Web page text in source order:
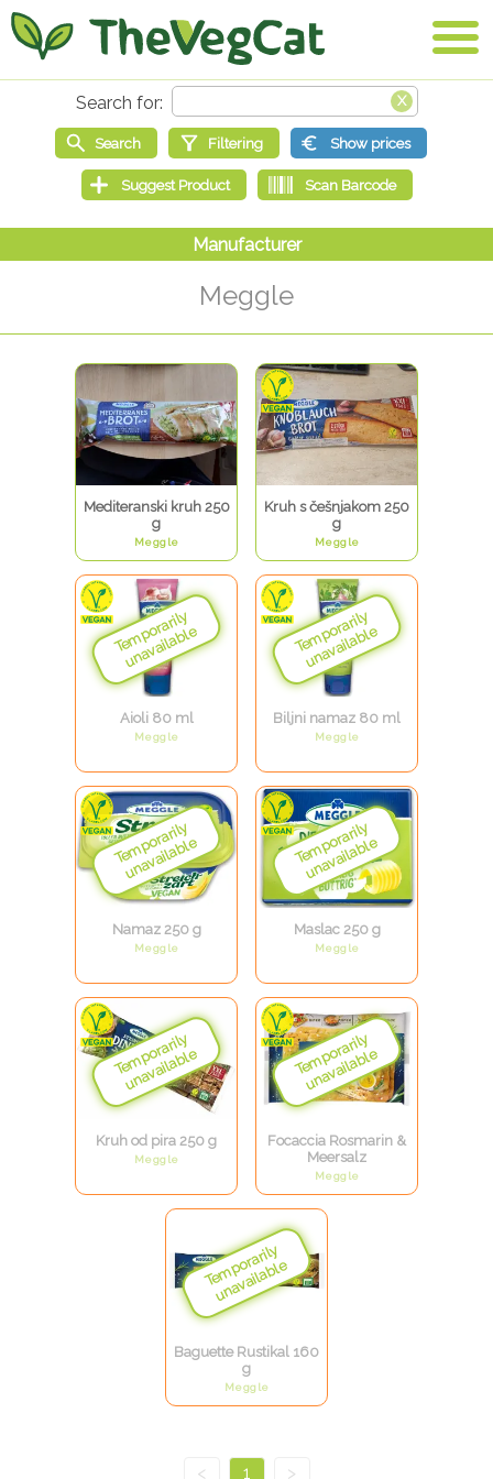
Meggle
Mediteranski kruh 250
g
Meggle
Kruh s češnjakom 250
g
Meggle
Aioli 80 ml
Meggle
Biljni namaz 80 ml
Meggle
Namaz 250 g
Meggle
Maslac 250 g
Meggle
Kruh od pira 250 g
Meggle
Focaccia Rosmarin &
Meersalz
Meggle
Baguette Rustikal 160
g
Meggle
< 1 >